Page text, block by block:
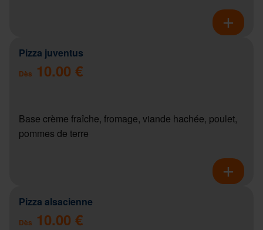
Pizza juventus
Dès 10.00 €
Base crème fraîche, fromage, viande hachée, poulet,
pommes de terre
Pizza alsacienne
Dès 10.00 €